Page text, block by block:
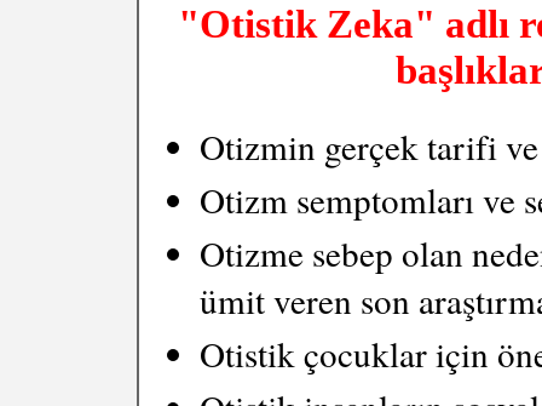
"Otistik Zeka" adlı
Otizmin gerçek tarifi
Otizm semptomları ve
Otizme sebep olan
ümit veren son
Otistik çocuklar için